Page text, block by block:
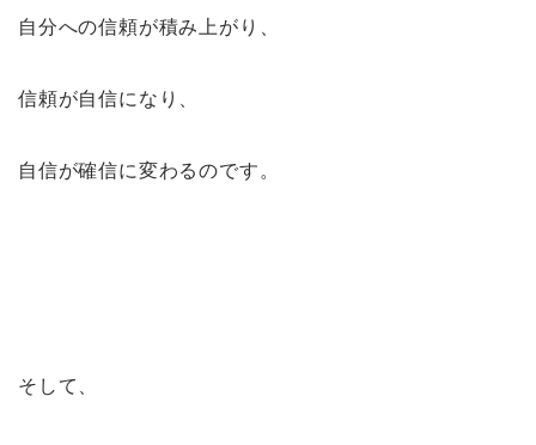
自分への信頼が積み上がり、
信頼が自信になり、
自信が確信に変わるのです。
そして、